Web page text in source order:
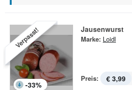
Verpasst!
-33%
Jausenwurst
Marke: Loidl
Preis: € 3,99